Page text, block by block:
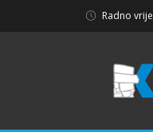
Radno